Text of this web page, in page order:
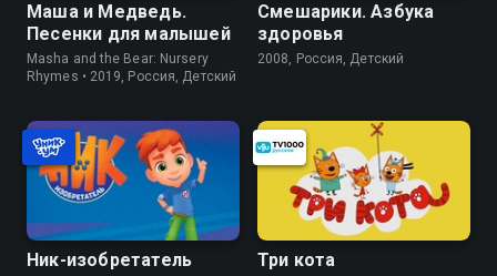
Маша и Медведь.
Песенки для малышей
Masha and the Bear: Nursery
Rhymes • 2019, Россия, Детский
Смешарики. Азбука
здоровья
2008, Россия, Детский
Ник-изобретатель Три кота